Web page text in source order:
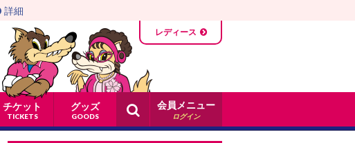
チケット
TICKETS
グッズ
GOODS
詳細
レディース
会員メニュー
ログイン